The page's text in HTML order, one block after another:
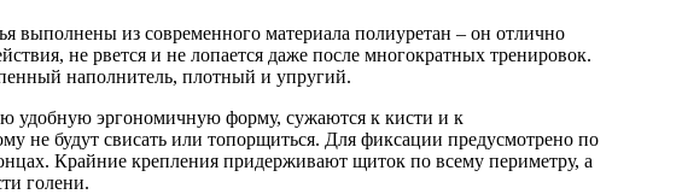
выполнены из современного материала полиуретан – он отлично
не рвется и не лопается даже после многократных тренировок.
наполнитель, плотный и упругий.
удобную эргономичную форму, сужаются к кисти и к
не будут свисать или топорщиться. Для фиксации предусмотрено по
Крайние крепления придерживают щиток по всему периметру, а
голени.